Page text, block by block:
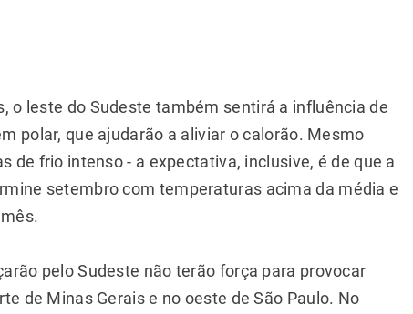
o leste do Sudeste também sentirá a influência de
polar, que ajudarão a aliviar o calorão. Mesmo
de frio intenso - a expectativa, inclusive, é de que a
setembro com temperaturas acima da média e
pelo Sudeste não terão força para provocar
de Minas Gerais e no oeste de São Paulo. No